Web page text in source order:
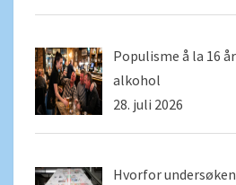
Populisme å la 16
alkohol
28. juli 2026
Hvorfor